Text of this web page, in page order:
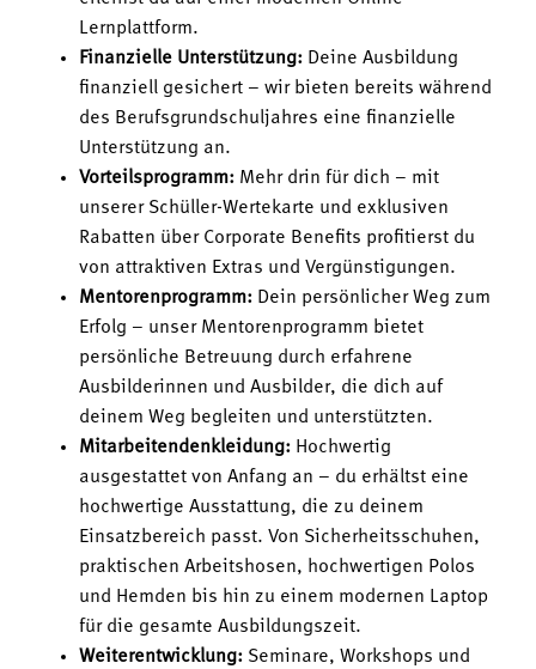
Lernplattform.
Finanzielle Unterstützung: Deine Ausbildung
finanziell gesichert – wir bieten bereits während
des Berufsgrundschuljahres eine finanzielle
Unterstützung an.
Vorteilsprogramm: Mehr drin für dich – mit
unserer Schüller-Wertekarte und exklusiven
Rabatten über Corporate Benefits profitierst du
von attraktiven Extras und Vergünstigungen.
Mentorenprogramm: Dein persönlicher Weg zum
Erfolg – unser Mentorenprogramm bietet
persönliche Betreuung durch erfahrene
Ausbilderinnen und Ausbilder, die dich auf
deinem Weg begleiten und unterstützten.
Mitarbeitendenkleidung: Hochwertig
ausgestattet von Anfang an – du erhältst eine
hochwertige Ausstattung, die zu deinem
Einsatzbereich passt. Von Sicherheitsschuhen,
praktischen Arbeitshosen, hochwertigen Polos
und Hemden bis hin zu einem modernen Laptop
für die gesamte Ausbildungszeit.
Weiterentwicklung: Seminare, Workshops und